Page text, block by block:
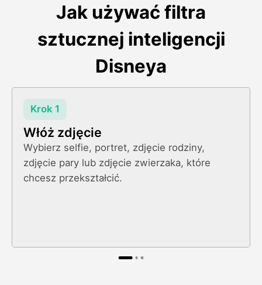
Jak używać filtra
sztucznej inteligencji
Disneya
Krok 1
Włóż zdjęcie
Wybierz selfie, portret, zdjęcie rodziny,
zdjęcie pary lub zdjęcie zwierzaka, które
chcesz przekształcić.